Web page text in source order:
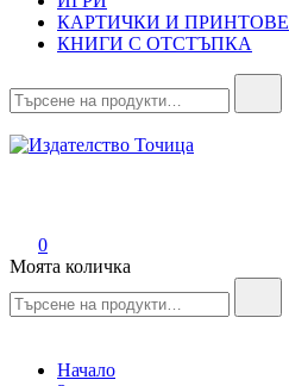
КАРТИЧКИ И ПРИНТОВЕ
КНИГИ С ОТСТЪПКА
for:
0
Моята количка
for:
Начало